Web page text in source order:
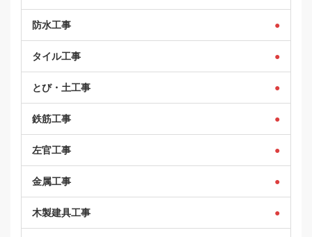
防水工事 ●
タイル工事 ●
とび・土工事 ●
鉄筋工事 ●
左官工事 ●
金属工事 ●
木製建具工事 ●